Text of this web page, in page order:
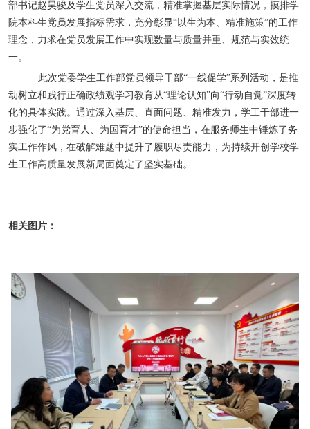
部书记赵昊骏及学生党员深入交流，精准掌握基层实际情况，摸排学
院本科生党员发展指标需求，充分彰显“以生为本、精准施策”的工作
理念，力求在党员发展工作中实现数量与质量并重、规范与实效统
一。
此次党委学生工作部党员领导干部“一线促学”系列活动，是推
动树立和践行正确政绩观学习教育从“理论认知”向“行动自觉”深度转
化的具体实践。通过深入基层、直面问题、精准发力，学工干部进一
步强化了“为党育人、为国育才”的使命担当，在服务师生中锤炼了务
实工作作风，在破解难题中提升了履职尽责能力，为持续开创学校学
生工作高质量发展新局面奠定了坚实基础。
相关图片：